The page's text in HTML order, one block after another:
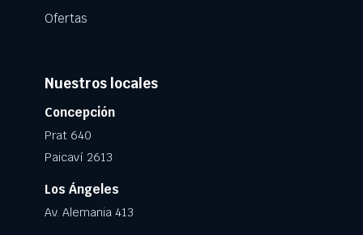
Ofertas
Nuestros locales
Concepción
Prat 640
Paicaví 2613
Los Ángeles
Av. Alemania 413